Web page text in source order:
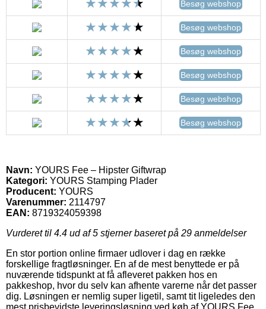
Besøg webshop
Besøg webshop
Besøg webshop
Besøg webshop
Besøg webshop
Besøg webshop
Navn: YOURS Fee – Hipster Giftwrap
Kategori: YOURS Stamping Plader
Producent: YOURS
Varenummer: 2114797
EAN: 8719324059398
Vurderet til 4.4 ud af 5 stjerner baseret på 29 anmeldelser
En stor portion online firmaer udlover i dag en række
forskellige fragtløsninger. En af de mest benyttede er på
nuværende tidspunkt at få afleveret pakken hos en
pakkeshop, hvor du selv kan afhente varerne når det passer
dig. Løsningen er nemlig super ligetil, samt tit ligeledes den
mest prisbevidste leveringsløsning ved køb af YOURS Fee